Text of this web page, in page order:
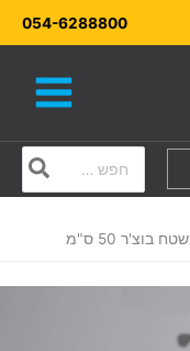
054-6288800
for: